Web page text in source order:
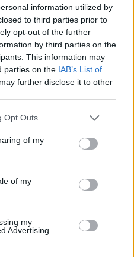
information utilized by
to third parties prior to
opt-out of the further
by third parties on the
This information may
parties on the IAB’s List of
further disclose it to other
uses one or more Google
behaviour. You may click to
and its third-party tags to
purposes in below Google
Opt Outs
of my
of my
my
Advertising.
is
és az eladókat
meg tapasztalataikat